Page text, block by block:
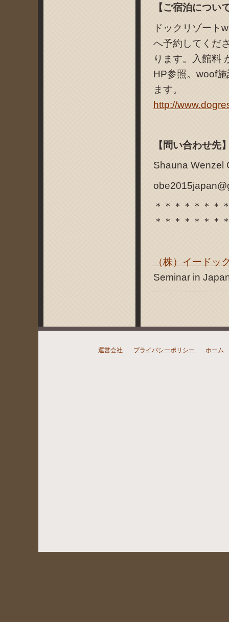
【ご宿泊につい
ドックリゾート
へ予約してくだ
ります。入館料
HP参照。woof
ます。
http://
【問い合わせ先
Shauna Wenzel
＊＊＊＊＊＊＊
＊＊＊＊＊＊＊
（株）イードッ
Seminar in
運営会社 プライバシーポリシー ホーム